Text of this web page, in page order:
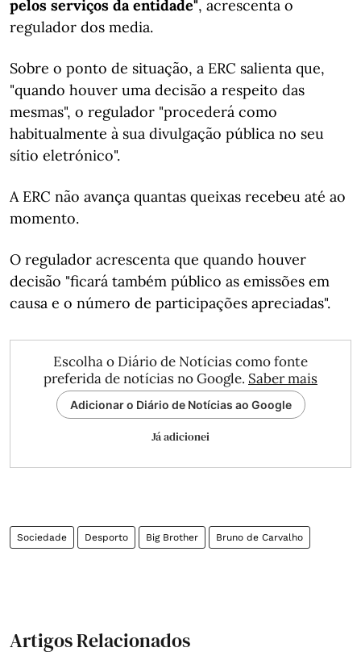
pelos serviços da entidade", acrescenta o
regulador dos media.
Sobre o ponto de situação, a ERC salienta que,
"quando houver uma decisão a respeito das
mesmas", o regulador "procederá como
habitualmente à sua divulgação pública no seu
sítio eletrónico".
A ERC não avança quantas queixas recebeu até ao
momento.
O regulador acrescenta que quando houver
decisão "ficará também público as emissões em
causa e o número de participações apreciadas".
Escolha o Diário de Notícias como fonte
preferida de notícias no Google. Saber mais
Adicionar o Diário de Notícias ao Google
Já adicionei
Sociedade Desporto Big Brother Bruno de Carvalho
Artigos Relacionados